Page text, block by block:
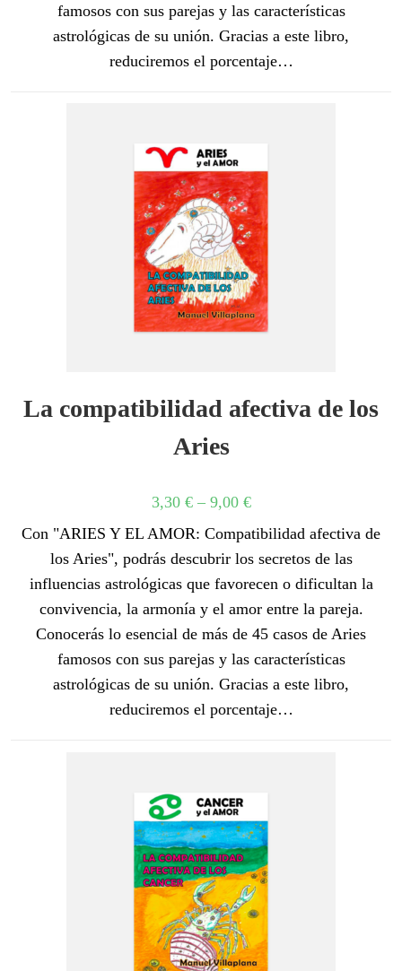
famosos con sus parejas y las características
astrológicas de su unión. Gracias a este libro,
reduciremos el porcentaje…
La compatibilidad afectiva de los
Aries
3,30 €– 9,00 €
Con "ARIES Y EL AMOR: Compatibilidad afectiva de
los Aries", podrás descubrir los secretos de las
influencias astrológicas que favorecen o dificultan la
convivencia, la armonía y el amor entre la pareja.
Conocerás lo esencial de más de 45 casos de Aries
famosos con sus parejas y las características
astrológicas de su unión. Gracias a este libro,
reduciremos el porcentaje…